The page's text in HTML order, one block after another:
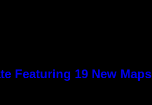
Featuring 19 New Maps